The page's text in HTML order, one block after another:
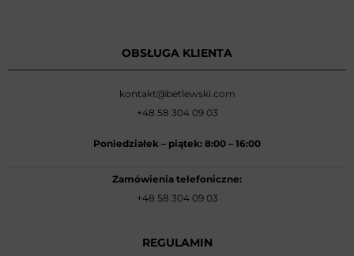
OBSŁUGA KLIENTA
kontakt@betlewski.com
+48 58 304 09 03
Poniedziałek – piątek: 8:00 – 16:00
Zamówienia telefoniczne:
+48 58 304 09 03
REGULAMIN